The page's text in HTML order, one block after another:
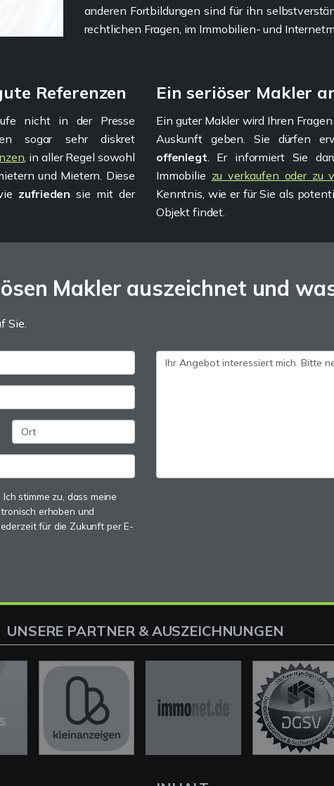
anderen Fortbildungen sind für ihn
rechtlichen Fragen, im Immobilien- und
Referenzen
nicht in der Presse
sogar sehr diskret
, in aller Regel sowohl
und Mietern. Diese
zufriedensie mit der
Ein seriöser Makler
Ein guter Makler wird Ihren
Auskunft geben. Sie dürfen
offenlegt. Er informiert Sie
Immobilie zu verkaufen oder zu
Kenntnis, wie er für Sie als
Objekt findet.
Makler auszeichnet und
Sie.
stimme zu, dass meine
erhoben und
für die Zukunft per E-
UNSERE PARTNER & AUSZEICHNUNGEN